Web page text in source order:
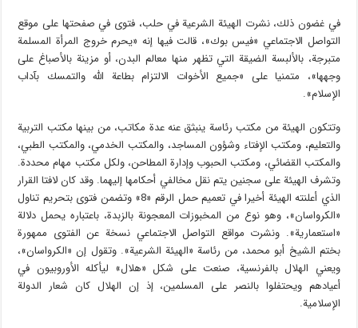
في غضون ذلك، نشرت الهيئة الشرعية في حلب، فتوى في صفحتها على موقع
التواصل الاجتماعي «فيس بوك»، قالت فيها إنه «يحرم خروج المرأة المسلمة
متبرجة، بالألبسة الضيقة التي تظهر منها معالم البدن، أو مزينة بالأصباغ على
وجهها»، متمنيا على «جميع الأخوات الالتزام بطاعة الله والتمسك بآداب
الإسلام».
وتتكون الهيئة من مكتب رئاسة ينبثق عنه عدة مكاتب، من بينها مكتب التربية
والتعليم، ومكتب الإفتاء وشؤون المساجد، والمكتب الخدمي، والمكتب الطبي،
والمكتب القضائي، ومكتب الحبوب وإدارة المطاحن، ولكل مكتب مهام محددة.
وتشرف الهيئة على سجنين يتم نقل مخالفي أحكامها إليهما. وقد كان لافتا القرار
الذي أعلنته الهيئة أخيرا في تعميم حمل الرقم «8» وتضمن فتوى بتحريم تناول
«الكرواسان»، وهو نوع من المخبوزات المعجونة بالزبدة، باعتباره يحمل دلالة
«استعمارية». ونشرت مواقع التواصل الاجتماعي نسخة عن الفتوى ممهورة
بختم الشيخ أبو محمد، من رئاسة «الهيئة الشرعية». وتقول إن «الكرواسان»،
ويعني الهلال بالفرنسية، صنعت على شكل «هلال» ليأكله الأوروبيون في
أعيادهم ويحتفلوا بالنصر على المسلمين، إذ إن الهلال كان شعار الدولة
الإسلامية.